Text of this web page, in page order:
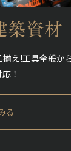
築資材
揃え!工具全般か
！
る